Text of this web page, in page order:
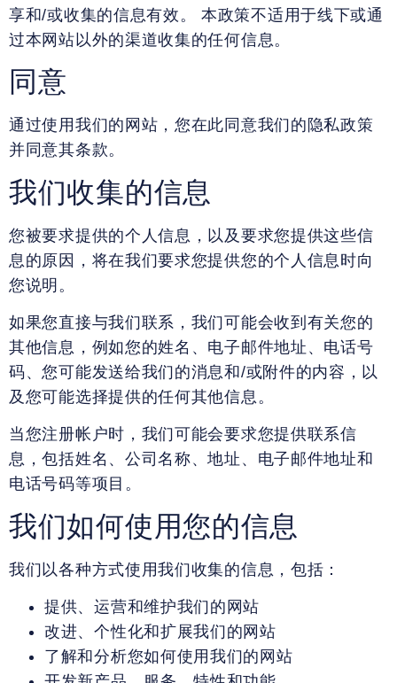
享和/或收集的信息有效。 本政策不适用于线下或通
过本网站以外的渠道收集的任何信息。
同意
通过使用我们的网站，您在此同意我们的隐私政策
并同意其条款。
我们收集的信息
您被要求提供的个人信息，以及要求您提供这些信
息的原因，将在我们要求您提供您的个人信息时向
您说明。
如果您直接与我们联系，我们可能会收到有关您的
其他信息，例如您的姓名、电子邮件地址、电话号
码、您可能发送给我们的消息和/或附件的内容，以
及您可能选择提供的任何其他信息。
当您注册帐户时，我们可能会要求您提供联系信
息，包括姓名、公司名称、地址、电子邮件地址和
电话号码等项目。
我们如何使用您的信息
我们以各种方式使用我们收集的信息，包括：
提供、运营和维护我们的网站
改进、个性化和扩展我们的网站
了解和分析您如何使用我们的网站